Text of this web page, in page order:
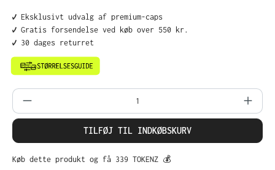
✔️ Eksklusivt udvalg af premium-caps
✔️ Gratis forsendelse ved køb over 550 kr.
✔️ 30 dages returret
Produktmængde: Indtast det ønskede
TILFØJ TIL INDKØBSKURV
Køb dette produkt og få 339 TOKENZ 💰